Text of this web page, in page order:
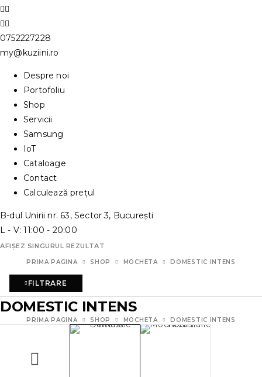
0752227228
my@kuziini.ro
Despre noi
Portofoliu
Shop
Servicii
Samsung
IoT
Cataloage
Contact
Calculează prețul
B-dul Unirii nr. 63, Sector 3, București
L - V: 11:00 - 20:00
AFIȘEZ SINGURUL REZULTAT
PRIMA PAGINĂ SHOP MOCHETA DOMESTIC INTENS
FILTRARE
DOMESTIC INTENS
PRIMA PAGINĂ SHOP MOCHETA DOMESTIC INTENS